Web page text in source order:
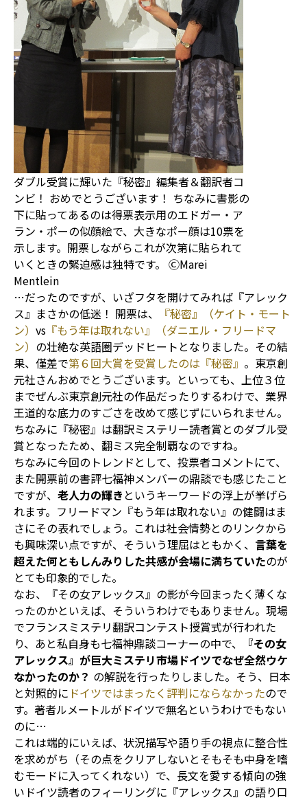
ダブル受賞に輝いた『秘密』編集者＆翻訳者コ
ンビ！ おめでとうございます！ ちなみに書影の
下に貼ってあるのは得票表示用のエドガー・ア
ラン・ポーの似顔絵で、大きなポー顔は10票を
示します。開票しながらこれが次第に貼られて
いくときの緊迫感は独特です。 ⒸMarei
Mentlein
…だったのですが、いざフタを開けてみれば『アレック
ス』まさかの低迷！ 開票は、
『秘密』（ケイト・モート
ン） vs 『もう年は取れない』（ダニエル・フリードマ
ン） の壮絶な英語圏デッドヒートとなりました。その結
果、僅差で第６回大賞を受賞したのは『秘密』 。東京創
元社さんおめでとうございます。といっても、上位３位
までぜんぶ東京創元社の作品だったりするわけで、業界
王道的な底力のすごさを改めて感じずにいられません。
ちなみに『秘密』は翻訳ミステリー読者賞とのダブル受
賞となったため、翻ミス完全制覇なのですね。
ちなみに今回のトレンドとして、投票者コメントにて、
また開票前の書評七福神メンバーの鼎談でも感じたこと
ですが、 老人力の輝き というキーワードの浮上が挙げら
れます。フリードマン『もう年は取れない』の健闘はま
さにその表れでしょう。これは社会情勢とのリンクから
も興味深い点ですが、そういう理屈はともかく、 言葉を
超えた何ともしんみりした共感が会場に満ちていたのが
とても印象的でした。
なお、『その女アレックス』の影が今回まったく薄くな
ったのかといえば、そういうわけでもありません。現場
でフランスミステリ翻訳コンテスト授賞式が行われた
り、あと私自身も七福神鼎談コーナーの中で、
『その女
アレックス』が巨大ミステリ市場ドイツでなぜ全然ウケ
なかったのか？ の解説を行ったりしました。そう、日本
と対照的に ドイツではまったく評判にならなかったので
す。著者ルメートルがドイツで無名というわけでもない
のに…
これは端的にいえば、状況描写や語り手の視点に整合性
を求めがち（その点をクリアしないとそもそも中身を嗜
むモードに入ってくれない）で、長文を愛する傾向の強
いドイツ読者のフィーリングに『アレックス』の語り口